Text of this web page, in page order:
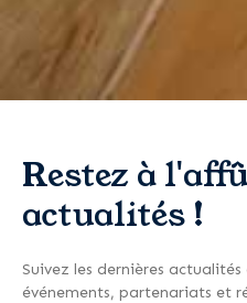
Restez à
actualités !
Suivez les dernières
événements, partenariats et